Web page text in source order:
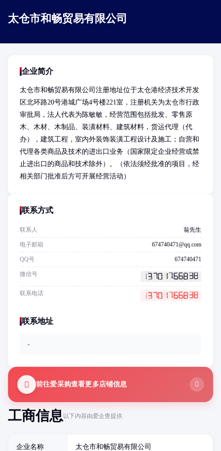
太仓市和畅贸易有限公司
工商信息以下内容由爱企查提供
企业名称 太仓市和畅贸易有限公司
企业简介
太仓市和畅贸易有限公司注册地址位于太仓港经济技术开发
区北环路20号港城广场4号楼221室，注册机关为太仓市行政
审批局，法人代表为陈敏敏，经营范围包括批发、零售原
木、木材、木制品、装潢材料、建筑材料，货运代理（代
办），建筑工程，室内外装饰装潢工程设计及施工；自营和
代理各类商品及技术的进出口业务（国家限定企业经营或禁
止进出口的商品和技术除外）。（依法须经批准的项目，经
相关部门批准后方可开展经营活动）
联系方式
联系人 翁先生
电子邮箱 674740471@qq.com
QQ号 674740471
微信号
联系电话
联系地址
-
前往爱采购查看更多店铺信息